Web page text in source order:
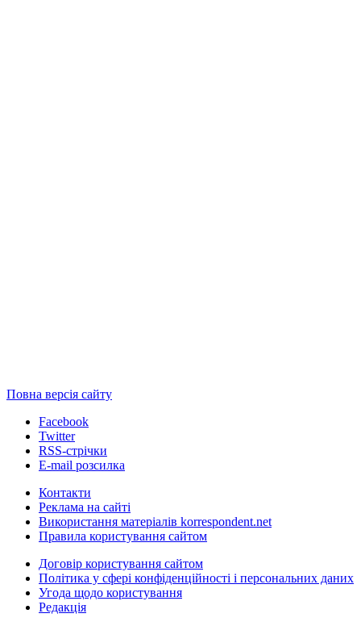
Повна версія сайту
Facebook
Twitter
RSS-стрічки
E-mail розсилка
Контакти
Реклама на сайті
Використання матеріалів korrespondent.net
Правила користування сайтом
Договір користування сайтом
Політика у сфері конфіденційності і персональних даних
Угода щодо користування
Редакція